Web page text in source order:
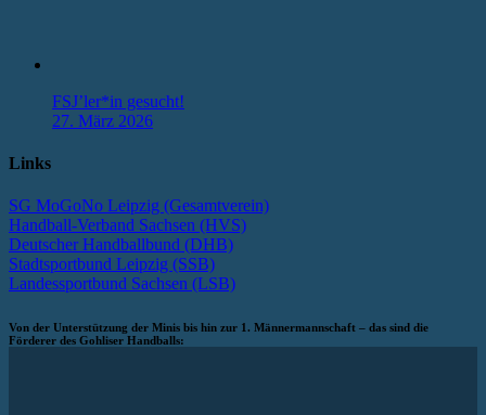
FSJ’ler*in gesucht!
27. März 2026
Links
SG MoGoNo Leipzig (Gesamtverein)
Handball-Verband Sachsen (HVS)
Deutscher Handballbund (DHB)
Stadtsportbund Leipzig (SSB)
Landessportbund Sachsen (LSB)
Von der Unterstützung der Minis bis hin zur 1. Männermannschaft – das sind die
Förderer des Gohliser Handballs: